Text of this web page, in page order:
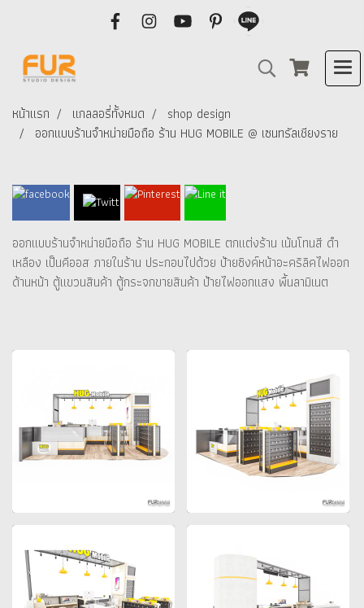
หน้าแรก แกลลอรี่ทั้งหมด
shop design
ออกแบบร้านจำหน่ายมือถือ ร้าน HUG MOBILE @ เซนทรัลเชียงราย
ออกแบบร้านจำหน่ายมือถือ ร้าน HUG MOBILE ตกแต่งร้าน เน้นโทนสี ดำ
เหลือง เป็นคีออส ภายในร้าน ประกอบไปด้วย ป้ายซิงค์หน้าอะคริลิคไฟออก
ด้านหน้า ตู้แขวนสินค้า ตู้กระจกขายสินค้า ป้ายไฟออกแสง พื้นลามิเนต